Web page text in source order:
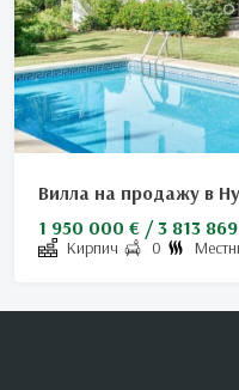
Вилла на продажу в
1 950 000 € / 3 813
Кирпич 0